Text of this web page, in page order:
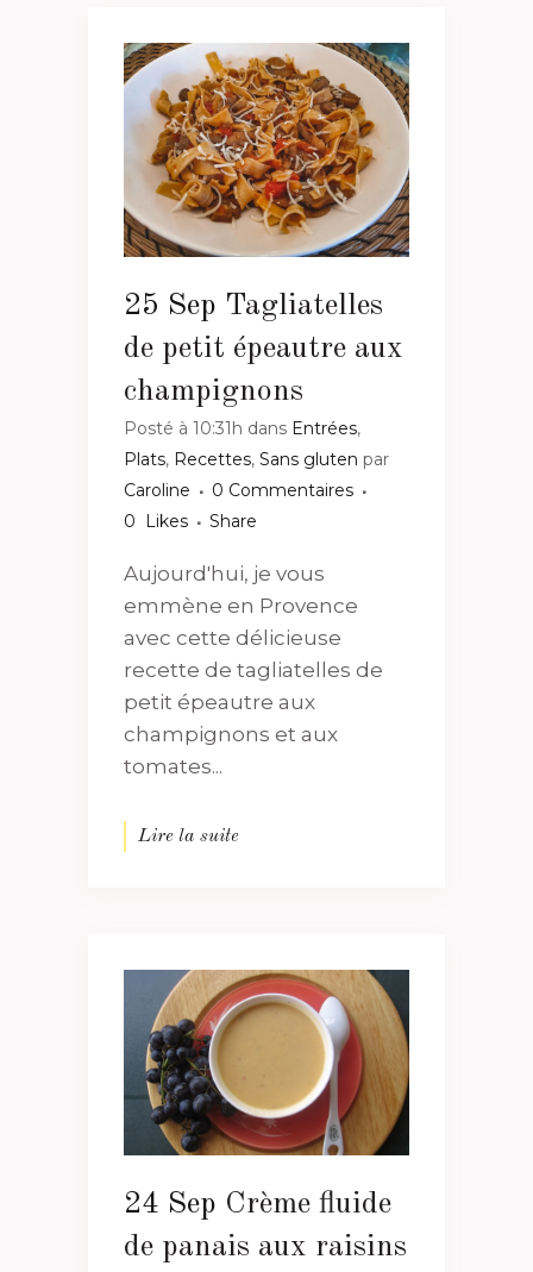
25 Sep Tagliatelles
de petit épeautre aux
champignons
Posté à 10:31h dans Entrées,
Plats, Recettes, Sans gluten par
Caroline
0 Commentaires
0
Likes Share
Aujourd'hui, je vous
emmène en Provence
avec cette délicieuse
recette de tagliatelles de
petit épeautre aux
champignons et aux
tomates...
Lire la suite
24 Sep Crème fluide
de panais aux raisins